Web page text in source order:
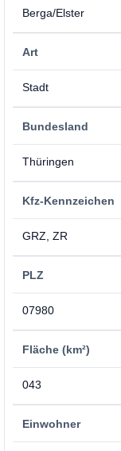
Berga/Elster
Art
Stadt
Bundesland
Thüringen
Kfz-Kennzeichen
GRZ, ZR
PLZ
07980
Fläche (km²)
043
Einwohner